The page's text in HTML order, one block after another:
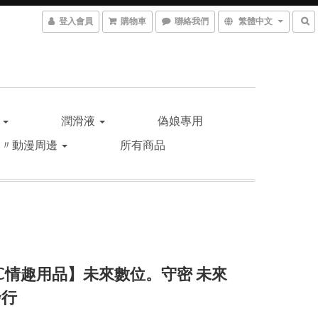
登入會員 購物車 聯絡我們 繁體中文
潤滑液 偽娘專用
動漫周邊 所有商品
情趣用品】未來數位。守密 未來